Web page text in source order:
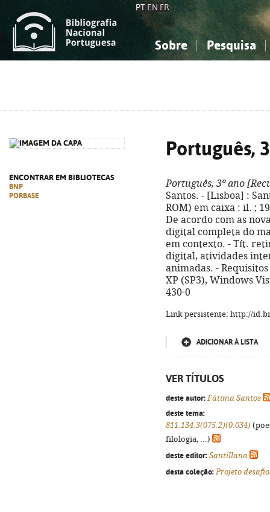
PT EN FR
Sobre Pesquisa
ENCONTRAR EM BIBLIOTECAS
BNP
PORBASE
Português,
Português, 3º ano
Santos. - [Lisboa] :
ROM) em caixa : il. ;
De acordo com as
digital completa do
em contexto. - Tít.
digital, atividades
animadas. -
XP (SP3), Windows
430-0
Link persistente: http://
ADICIONAR À LISTA
VER TÍTULOS
deste autor: Fátima Santos
deste tema:
811.134.3(075.2)(0.034)
filologia, ...)
deste editor: Santillana
desta coleção: Projeto